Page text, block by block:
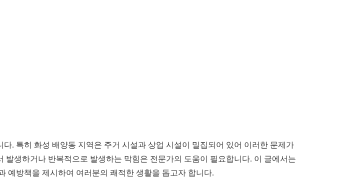
. 특히 화성 배양동 지역은 주거 시설과 상업 시설이 밀집되어 있어 이러한 문제가
생하거나 반복적으로 발생하는 막힘은 전문가의 도움이 필요합니다. 이 글에서는
예방책을 제시하여 여러분의 쾌적한 생활을 돕고자 합니다.